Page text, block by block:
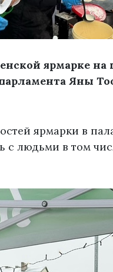
ярмарке
Яны
ярмарки в
с людьми в том